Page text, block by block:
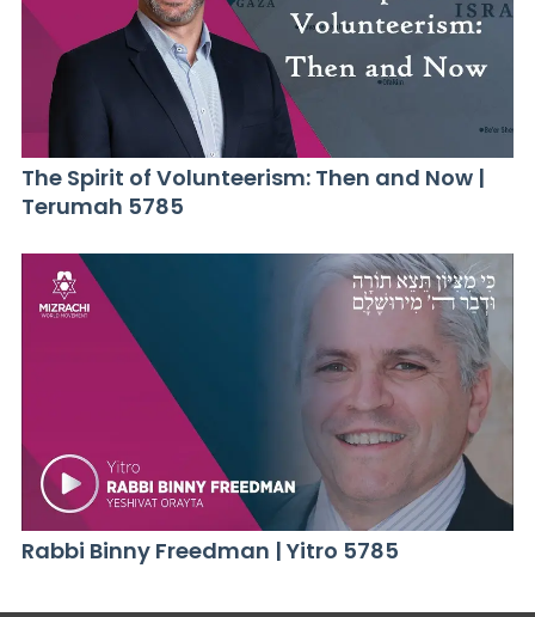
The Spirit of Volunteerism: Then and Now |
Terumah 5785
Rabbi Binny Freedman | Yitro 5785